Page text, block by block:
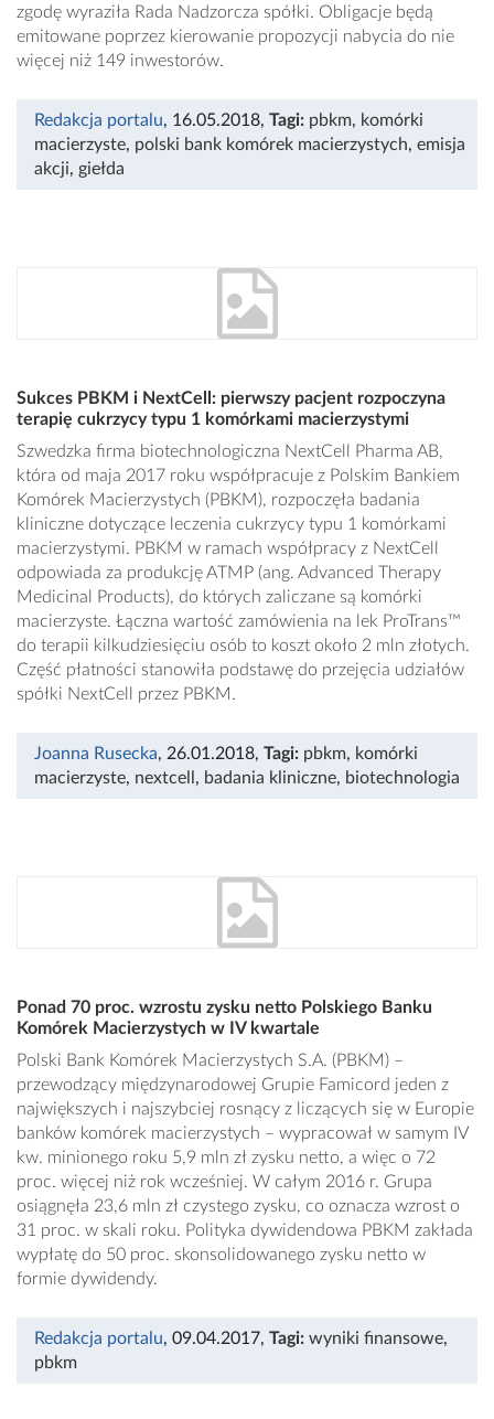
zgodę wyraziła Rada Nadzorcza spółki. Obligacje będą
emitowane poprzez kierowanie propozycji nabycia do nie
więcej niż 149 inwestorów.
Redakcja portalu, 16.05.2018, Tagi: pbkm, komórki
macierzyste, polski bank komórek macierzystych, emisja
akcji, giełda
Sukces PBKM i NextCell: pierwszy pacjent rozpoczyna
terapię cukrzycy typu 1 komórkami macierzystymi
Szwedzka firma biotechnologiczna NextCell Pharma AB,
która od maja 2017 roku współpracuje z Polskim Bankiem
Komórek Macierzystych (PBKM), rozpoczęła badania
kliniczne dotyczące leczenia cukrzycy typu 1 komórkami
macierzystymi. PBKM w ramach współpracy z NextCell
odpowiada za produkcję ATMP (ang. Advanced Therapy
Medicinal Products), do których zaliczane są komórki
macierzyste. Łączna wartość zamówienia na lek ProTrans™
do terapii kilkudziesięciu osób to koszt około 2 mln złotych.
Część płatności stanowiła podstawę do przejęcia udziałów
spółki NextCell przez PBKM.
Joanna Rusecka, 26.01.2018, Tagi: pbkm, komórki
macierzyste, nextcell , badania kliniczne, biotechnologia
Ponad 70 proc. wzrostu zysku netto Polskiego Banku
Komórek Macierzystych w IV kwartale
Polski Bank Komórek Macierzystych S.A. (PBKM) –
przewodzący międzynarodowej Grupie Famicord jeden z
największych i najszybciej rosnący z liczących się w Europie
banków komórek macierzystych – wypracował w samym IV
kw. minionego roku 5,9 mln zł zysku netto, a więc o 72
proc. więcej niż rok wcześniej. W całym 2016 r. Grupa
osiągnęła 23,6 mln zł czystego zysku, co oznacza wzrost o
31 proc. w skali roku. Polityka dywidendowa PBKM zakłada
wypłatę do 50 proc. skonsolidowanego zysku netto w
formie dywidendy.
Redakcja portalu, 09.04.2017, Tagi: wyniki finansowe,
pbkm